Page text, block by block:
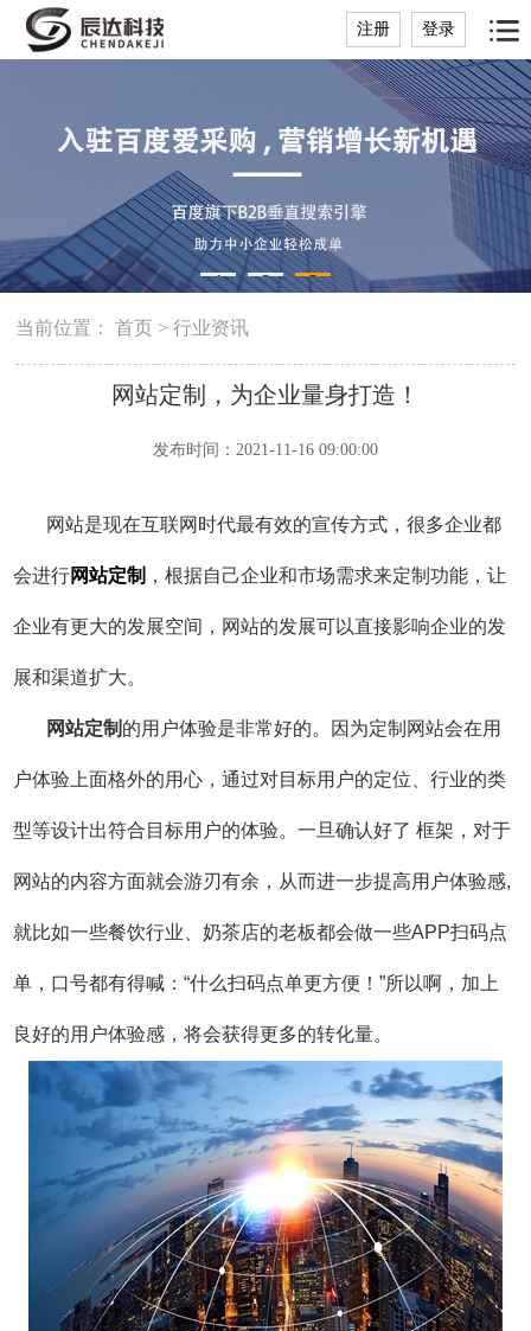
注册 登录
1 2 3
当前位置：首页 >行业资讯
网站定制，为企业量身打造！
发布时间：2021-11-16 09:00:00
网站是现在互联网时代最有效的宣传方式，很多企业都
会进行网站定制 ，根据自己企业和市场需求来定制功能，让
企业有更大的发展空间，网站的发展可以直接影响企业的发
展和渠道扩大。
网站定制 的用户体验是非常好的。因为定制网站会在用
户体验上面格外的用心，通过对目标用户的定位、行业的类
型等设计出符合目标用户的体验。一旦确认好了 框架，对于
网站的内容方面就会游刃有余，从而进一步提高用户体验感,
就比如一些餐饮行业、奶茶店的老板都会做一些APP扫码点
单，口号都有得喊：“什么扫码点单更方便！”所以啊，加上
良好的用户体验感，将会获得更多的转化量。